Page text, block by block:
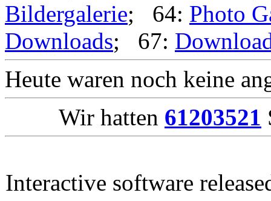
Bildergalerie; 64: Photo
Downloads; 67:
Heute waren noch keine
Wir hatten 61203521
Interactive software